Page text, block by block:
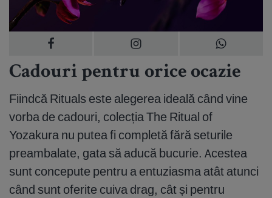
Cadouri pentru orice ocazie
Fiindcă Rituals este alegerea ideală când vine
vorba de cadouri, colecția The Ritual of
Yozakura nu putea fi completă fără seturile
preambalate, gata să aducă bucurie. Acestea
sunt concepute pentru a entuziasma atât atunci
când sunt oferite cuiva drag, cât și pentru